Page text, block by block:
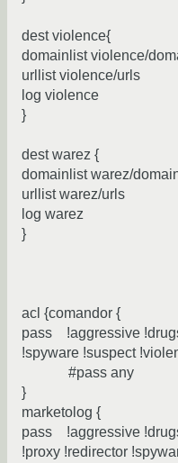
dest violence{
domainlist violence/
urllist violence/urls
log violence
}
dest warez {
domainlist warez/
urllist warez/urls
log warez
}
acl {comandor {
pass !aggressive
!spyware !suspect
#pass any
}
marketolog {
pass !aggressive
!proxy !redirector